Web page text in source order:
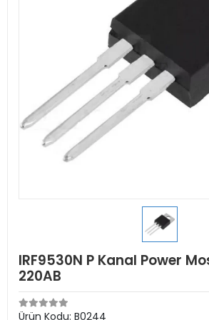
IRF9530N P Kanal Power
220AB
Ürün Kodu: B0244